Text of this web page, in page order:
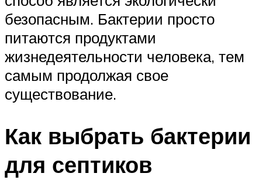
безопасным. Бактерии просто
питаются продуктами
жизнедеятельности человека, тем
самым продолжая свое
существование.
Как выбрать бактерии
для септиков